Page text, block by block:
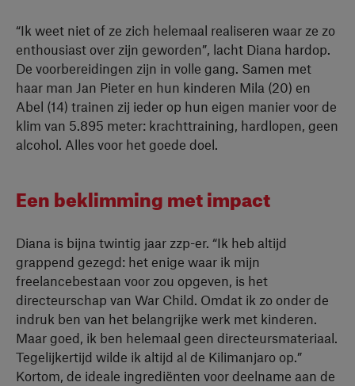
“Ik weet niet of ze zich helemaal realiseren waar ze zo
enthousiast over zijn geworden”, lacht Diana hardop.
De voorbereidingen zijn in volle gang. Samen met
haar man Jan Pieter en hun kinderen Mila (20) en
Abel (14) trainen zij ieder op hun eigen manier voor de
klim van 5.895 meter: krachttraining, hardlopen, geen
alcohol. Alles voor het goede doel.
Een beklimming met impact
Diana is bijna twintig jaar zzp-er. “Ik heb altijd
grappend gezegd: het enige waar ik mijn
freelancebestaan voor zou opgeven, is het
directeurschap van War Child. Omdat ik zo onder de
indruk ben van het belangrijke werk met kinderen.
Maar goed, ik ben helemaal geen directeursmateriaal.
Tegelijkertijd wilde ik altijd al de Kilimanjaro op.”
Kortom, de ideale ingrediënten voor deelname aan de